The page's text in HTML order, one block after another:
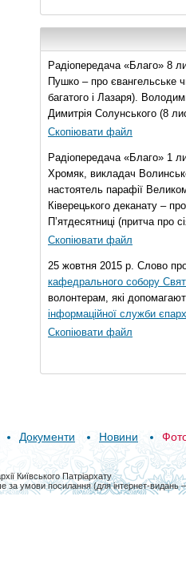
Радіопередача «Благо» 8
Пушко – про євангельське
багатого і Лазаря).
Димитрія Солунського (8
Скопіювати файл
Радіопередача «Благо» 1
Хромяк, викладач
настоятель парафії
Ківерецького деканату –
П’ятдесятниці (притча про
Скопіювати файл
25 жовтня 2015 р. Слово
кафедрального собору
волонтерам, які
інформаційної служби
Скопіювати файл
Документи Новини
Київського Патріархату
за умови посилання (для інтернет-видань